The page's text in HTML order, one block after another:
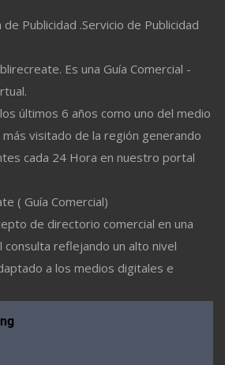
Publicidad .Servicio de Publicidad
Es una Guía Comercial -
últimos 6 años como uno del medio
visitado de la región generando
cada 24 Hora en nuestro portal
( Guía Comercial)
de directorio comercial en una
consulta reflejando un alto nivel
a los medios digitales e